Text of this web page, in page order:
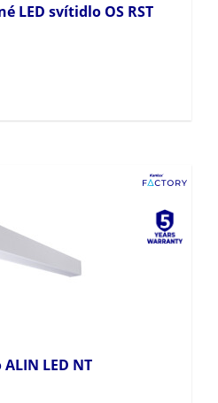
LED svítidlo OS RST
LED NT